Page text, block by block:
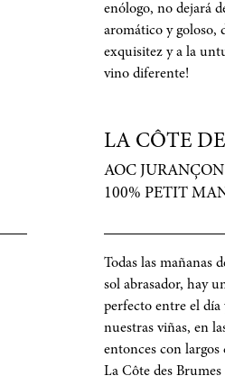
enólogo, no dejará
aromático y goloso,
exquisitez y a la
vino diferente!
LA CÔTE
AOC
100% PETIT
Todas las mañanas
sol abrasador, hay
perfecto entre el
nuestras viñas, en
entonces con largos
La Côte des